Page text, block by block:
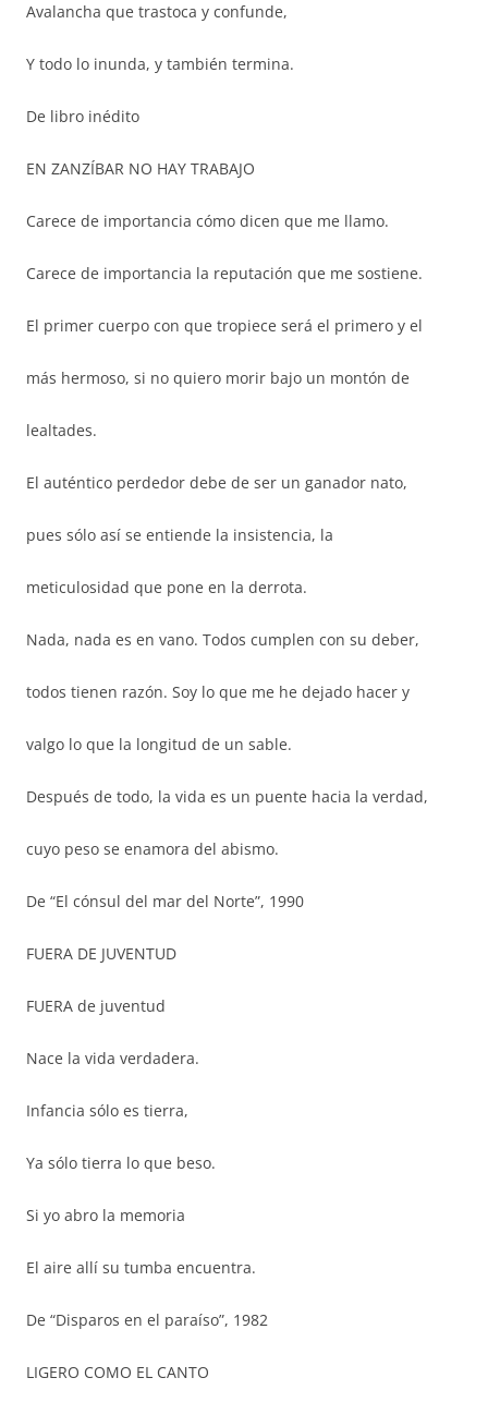
Avalancha que trastoca y confunde,
Y todo lo inunda, y también termina.
De libro inédito
EN ZANZÍBAR NO HAY TRABAJO
Carece de importancia cómo dicen que me llamo.
Carece de importancia la reputación que me sostiene.
El primer cuerpo con que tropiece será el primero y el
más hermoso, si no quiero morir bajo un montón de
lealtades.
El auténtico perdedor debe de ser un ganador nato,
pues sólo así se entiende la insistencia, la
meticulosidad que pone en la derrota.
Nada, nada es en vano. Todos cumplen con su deber,
todos tienen razón. Soy lo que me he dejado hacer y
valgo lo que la longitud de un sable.
Después de todo, la vida es un puente hacia la verdad,
cuyo peso se enamora del abismo.
De “El cónsul del mar del Norte”, 1990
FUERA DE JUVENTUD
FUERA de juventud
Nace la vida verdadera.
Infancia sólo es tierra,
Ya sólo tierra lo que beso.
Si yo abro la memoria
El aire allí su tumba encuentra.
De “Disparos en el paraíso”, 1982
LIGERO COMO EL CANTO